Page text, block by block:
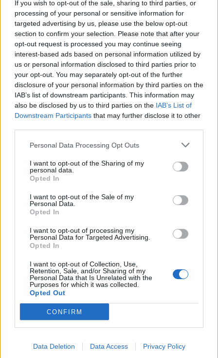
If you wish to opt-out of the sale, sharing to third parties, or
processing of your personal or sensitive information for
targeted advertising by us, please use the below opt-out
section to confirm your selection. Please note that after your
opt-out request is processed you may continue seeing
interest-based ads based on personal information utilized by
us or personal information disclosed to third parties prior to
your opt-out. You may separately opt-out of the further
disclosure of your personal information by third parties on the
IAB’s list of downstream participants. This information may
also be disclosed by us to third parties on the IAB’s List of
Downstream Participants that may further disclose it to other
Personal Data Processing Opt Outs
I want to opt-out of the Sharing of my
personal data.
Opted In
I want to opt-out of the Sale of my
Personal Data.
Opted In
I want to opt-out of processing my
Personal Data for Targeted Advertising.
Opted In
I want to opt-out of Collection, Use,
Retention, Sale, and/or Sharing of my
Personal Data that Is Unrelated with the
Purposes for which it was collected.
Opted Out
CONFIRM
Data Deletion Data Access Privacy Policy
La luce di Estevao
“Sono molto felice perché sto già avendo delle opportunità
al Chelsea,più di quanto mi aspettassi.Il duro lavoro e
la dedizione in allenamento pagano sempre.Maresca ha
molta fiducia in meper giocare, anche in un nuovo paese
e in un nuovo campionato. Il Chelsea è fantastico, è stata
una scelta perfetta! Posso dire che adoro Chelsea, adoro
Londra, non credo che potrebbe essere migliore. Cambio
di Paese, lontano dalla famiglia, ma è stato fantastico. Dio
mi ha benedetto, questo è il momento più felice della mia
Anno di Fondazione:1905
Stadio:Stamford Bridge (41.837)
Città:Londra
Presidente:Todd Boehly
Enzo Maresca
ALBO D'ORO
FA Cup:8